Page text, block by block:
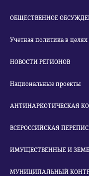
ОБЩЕСТВЕННОЕ
Учетная политика в целях
НОВОСТИ РЕГИОНОВ
Национальные проекты
АНТИНАРКОТИЧЕСКАЯ
ВСЕРОССИЙСКАЯ
ИМУЩЕСТВЕННЫЕ И
МУНИЦИПАЛЬНЫЙ